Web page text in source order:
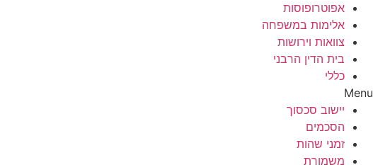
אפוטרופוסות
אלימות במשפחה
צוואות וירושות
בית הדין הרבני
כללי
Menu
יישוב סכסוך
הסכמים
זמני שהות
משמורת